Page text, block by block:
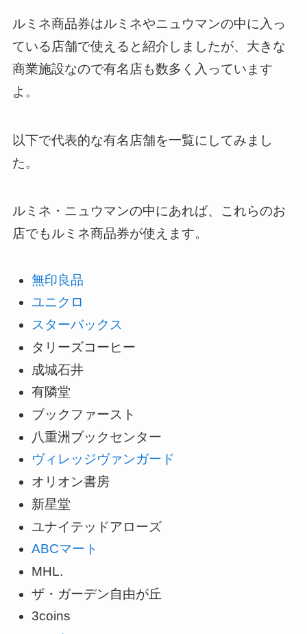
ルミネ商品券はルミネやニュウマンの中に入っ
ている店舗で使えると紹介しましたが、大きな
商業施設なので有名店も数多く入っています
よ。
以下で代表的な有名店舗を一覧にしてみまし
た。
ルミネ・ニュウマンの中にあれば、これらのお
店でもルミネ商品券が使えます。
無印良品
ユニクロ
スターバックス
タリーズコーヒー
成城石井
有隣堂
ブックファースト
八重洲ブックセンター
ヴィレッジヴァンガード
オリオン書房
新星堂
ユナイテッドアローズ
ABCマート
MHL.
ザ・ガーデン自由が丘
3coins